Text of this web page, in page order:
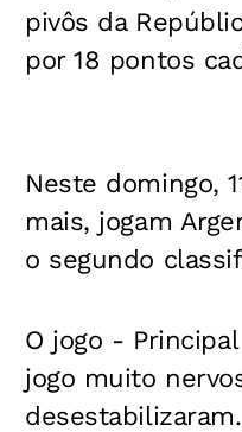
pivôs da
por 18 pontos
Neste domingo,
mais, jogam
o segundo
O jogo -
jogo muito